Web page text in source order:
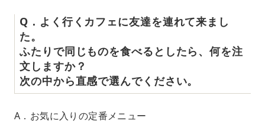
Q．よく行くカフェに友達を連れて来まし
た。
ふたりで同じものを食べるとしたら、何を注
文しますか？
次の中から直感で選んでください。
A．お気に入りの定番メニュー